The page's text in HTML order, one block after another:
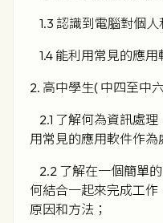
1.3 認識到電腦對個人
1.4 能利用常見的應
2. 高中學生( 中四至中
2.1 了解何為資訊處
用常見的應用軟件作為
2.2 了解在一個簡單
何結合一起來完成工
原因和方法；